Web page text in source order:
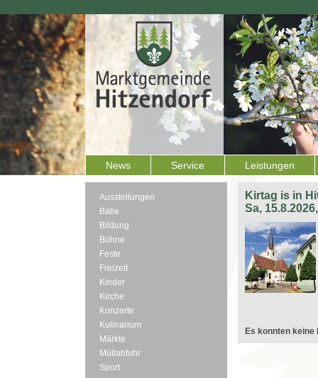
News Service Leistungen
Ausstellungen
Bälle
Bildung
Bühne
Feste
Freizeit
Kinder
Kirche
Konzerte
Kulinarium
Märkte
Müllabfuhr
Sport
Kirtag is in
Sa,
Es konnten keine